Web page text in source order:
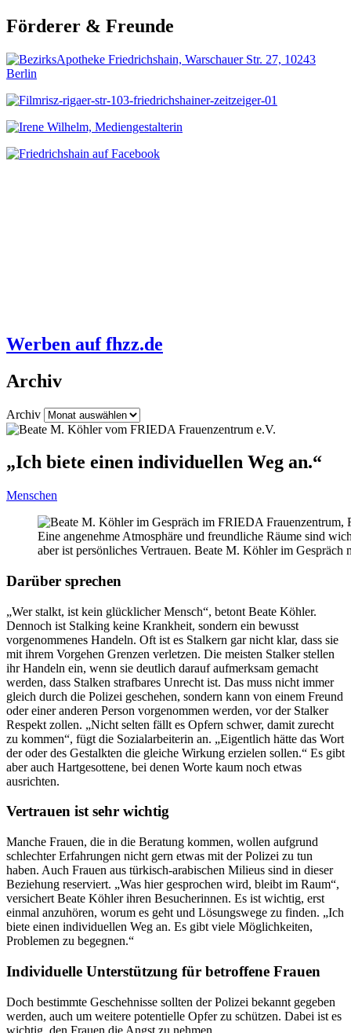
Förderer & Freunde
Werben auf fhzz.de
Archiv
Archiv
„Ich biete einen individuellen Weg an.“
Menschen
Eine angenehme Atmosphäre und freundliche Räume sind
aber ist persönliches Vertrauen. Beate M. Köhler im
Darüber sprechen
„Wer stalkt, ist kein glücklicher Mensch“, betont Beate Köhler.
Dennoch ist Stalking keine Krankheit, sondern ein bewusst
vorgenommenes Handeln. Oft ist es Stalkern gar nicht klar, dass sie
mit ihrem Vorgehen Grenzen verletzen. Die meisten Stalker stellen
ihr Handeln ein, wenn sie deutlich darauf aufmerksam gemacht
werden, dass Stalken strafbares Unrecht ist. Das muss nicht immer
gleich durch die Polizei geschehen, sondern kann von einem Freund
oder einer anderen Person vorgenommen werden, vor der Stalker
Respekt zollen. „Nicht selten fällt es Opfern schwer, damit zurecht
zu kommen“, fügt die Sozialarbeiterin an. „Eigentlich hätte das Wort
der oder des Gestalkten die gleiche Wirkung erzielen sollen.“ Es gibt
aber auch Hartgesottene, bei denen Worte kaum noch etwas
ausrichten.
Vertrauen ist sehr wichtig
Manche Frauen, die in die Beratung kommen, wollen aufgrund
schlechter Erfahrungen nicht gern etwas mit der Polizei zu tun
haben. Auch Frauen aus türkisch-arabischen Milieus sind in dieser
Beziehung reserviert. „Was hier gesprochen wird, bleibt im Raum“,
versichert Beate Köhler ihren Besucherinnen. Es ist wichtig, erst
einmal anzuhören, worum es geht und Lösungswege zu finden. „Ich
biete einen individuellen Weg an. Es gibt viele Möglichkeiten,
Problemen zu begegnen.“
Individuelle Unterstützung für betroffene Frauen
Doch bestimmte Geschehnisse sollten der Polizei bekannt gegeben
werden, auch um weitere potentielle Opfer zu schützen. Dabei ist es
wichtig, den Frauen die Angst zu nehmen.